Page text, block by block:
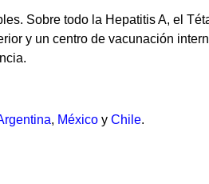
Sobre todo la Hepatitis A, el
y un centro de vacunación
, México y Chile.